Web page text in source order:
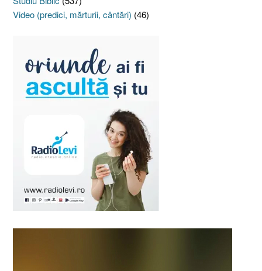
Video (predici, mărturii, cântări) (46)